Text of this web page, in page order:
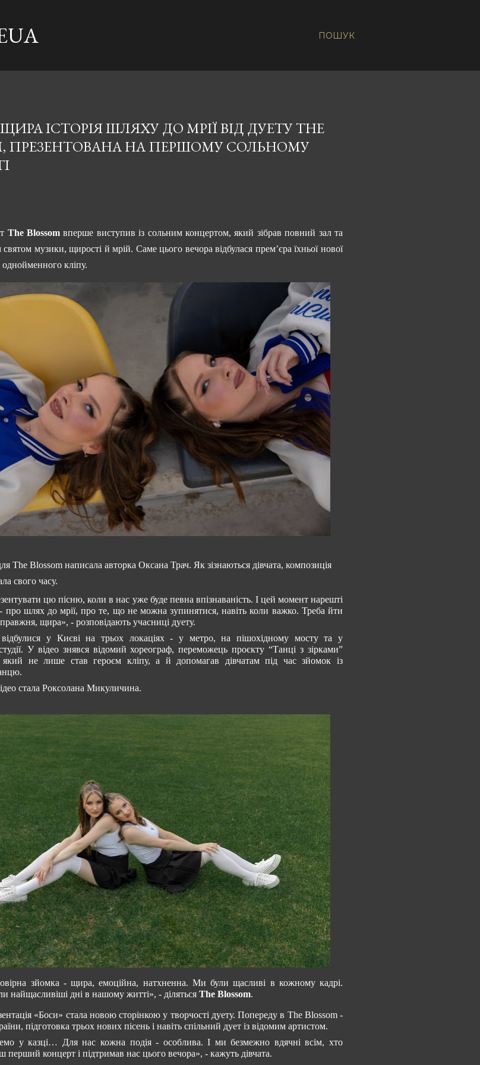
ПОШУК
ІСТОРІЯ ШЛЯХУ ДО МРІЇ ВІД ДУЕТУ THE
ПРЕЗЕНТОВАНА НА ПЕРШОМУ СОЛЬНОМУ
The Blossom вперше виступив із сольним концертом, який зібрав повний зал та
музики, щирості й мрій. Саме цього вечора відбулася прем’єра їхньої нової
однойменного кліпу.
The Blossom написала авторка Оксана Трач. Як зізнаються дівчата, композиція
свого часу.
цю пісню, коли в нас уже буде певна впізнаваність. І цей момент нарешті
про шлях до мрії, про те, що не можна зупинятися, навіть коли важко. Треба йти
щира», - розповідають учасниці дуету.
у Києві на трьох локаціях - у метро, на пішохідному мосту та у
У відео знявся відомий хореограф, переможець проєкту “Танці з зірками”
не лише став героєм кліпу, а й допомагав дівчатам під час зйомок із
стала Роксолана Микуличина.
зйомка - щира, емоційна, натхненна. Ми були щасливі в кожному кадрі.
найщасливіші дні в нашому житті», - діляться The Blossom.
«Боси» стала новою сторінкою у творчості дуету. Попереду в The Blossom -
підготовка трьох нових пісень і навіть спільний дует із відомим артистом.
у казці… Для нас кожна подія - особлива. І ми безмежно вдячні всім, хто
концерт і підтримав нас цього вечора», - кажуть дівчата.